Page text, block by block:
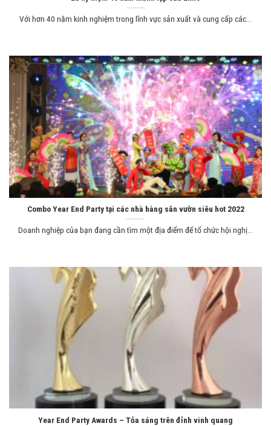
Với hơn 40 năm kinh nghiệm trong lĩnh vực sản xuất và cung cấp các...
Combo Year End Party tại các nhà hàng sân vườn siêu hot 2022
Doanh nghiệp của bạn đang cần tìm một địa điểm để tổ chức hội nghị...
Year End Party Awards – Tỏa sáng trên đỉnh vinh quang